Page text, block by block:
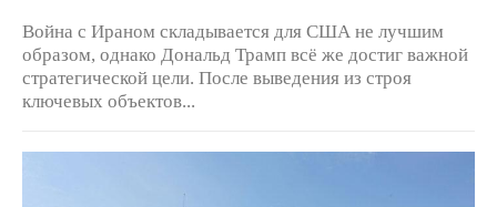
Война с Ираном складывается для США не лучшим
образом, однако Дональд Трамп всё же достиг важной
стратегической цели. После выведения из строя
ключевых объектов...